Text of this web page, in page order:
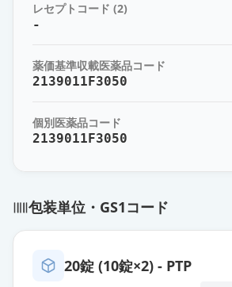
ワ」
サムスカOD錠7.5mg
トルバプタンOD錠3.75mg「TE」
トルバプタンOD錠3.75mg「ニプ
ロ」
薬価 145.10 円
トルバプタン顆粒1％「サワイ」
レセプトコード (2)
-
薬価基準収載医薬品コード
2139011F3050
個別医薬品コード
2139011F3050
包装単位・GS1コード
20錠 (10錠×2) - PTP